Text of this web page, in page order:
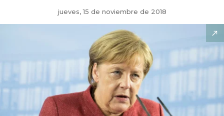
jueves, 15 de noviembre de 2018